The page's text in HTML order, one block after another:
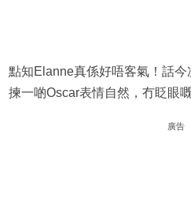
點知Elanne真係好唔客氣！話
揀一啲Oscar表情自然，冇眨眼
廣告